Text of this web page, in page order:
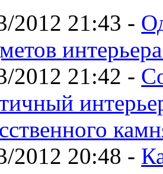
2012 21:43 -
2012 21:42 -
2012 20:48 -